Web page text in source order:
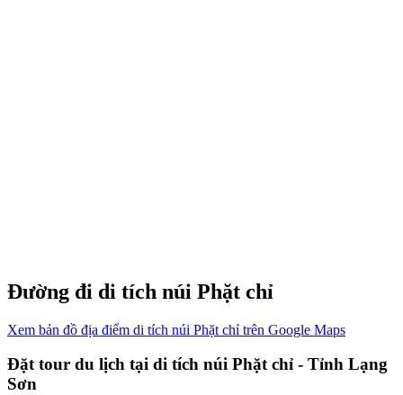
Đường đi di tích núi Phặt chỉ
Xem bản đồ địa điểm di tích núi Phặt chỉ trên Google Maps
Đặt tour du lịch tại di tích núi Phặt chỉ - Tỉnh Lạng
Sơn